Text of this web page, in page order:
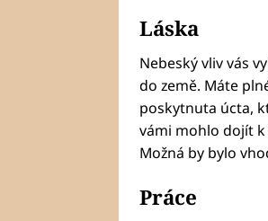
Láska
Nebeský vliv vás
do země. Máte
poskytnuta úcta,
vámi mohlo dojít k
Možná by bylo
Práce